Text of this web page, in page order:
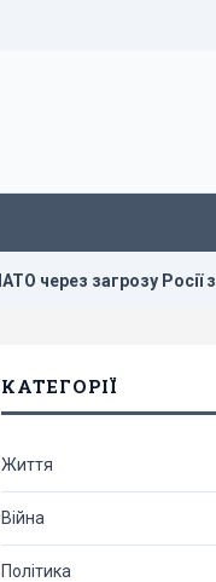
загрозу Росії зросла
КАТЕГОРІЇ
Життя
Війна
Політика